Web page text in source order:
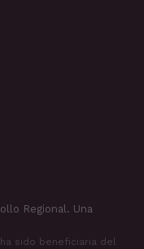
Regional. Una
sido beneficiaria del